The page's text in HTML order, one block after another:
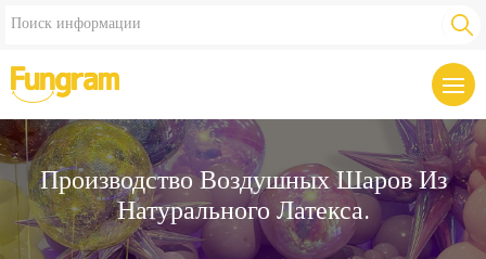
Производство Воздушных Шаров Из
Натурального Латекса.